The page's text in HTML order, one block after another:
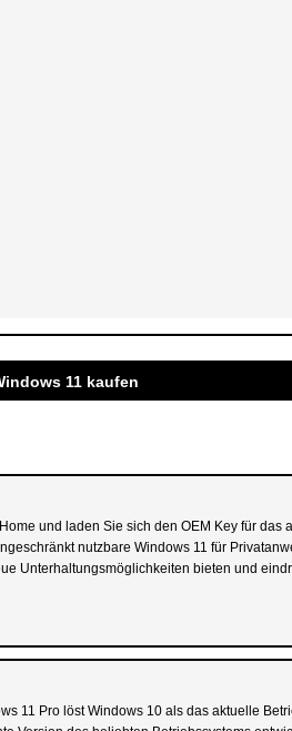
11 kaufen
und laden Sie sich den OEM Key für das
nutzbare Windows 11 für
Unterhaltungsmöglichkeiten bieten und
11 Pro löst Windows 10 als das aktuelle